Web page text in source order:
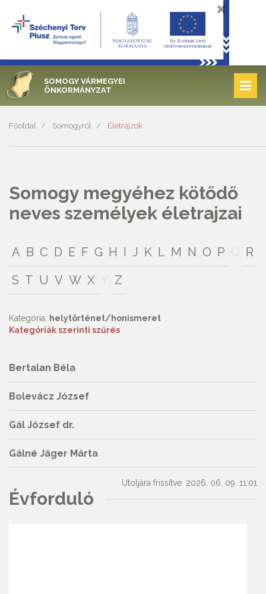
SOMOGY VÁRMEGYEI
ÖNKORMÁNYZAT
Főoldal Somogyról Életrajzok
Somogy megyéhez kötődő
neves személyek életrajzai
A B C D E F G H I J K L M N O P
R
S T U V W X Z
Kategória: helytörténet/honismeret
Kategóriák szerinti szűrés
Bertalan Béla
Bolevácz József
Gál József dr.
Gálné Jáger Márta
Utoljára frissítve: 2026. 06. 09. 11:01
Évforduló